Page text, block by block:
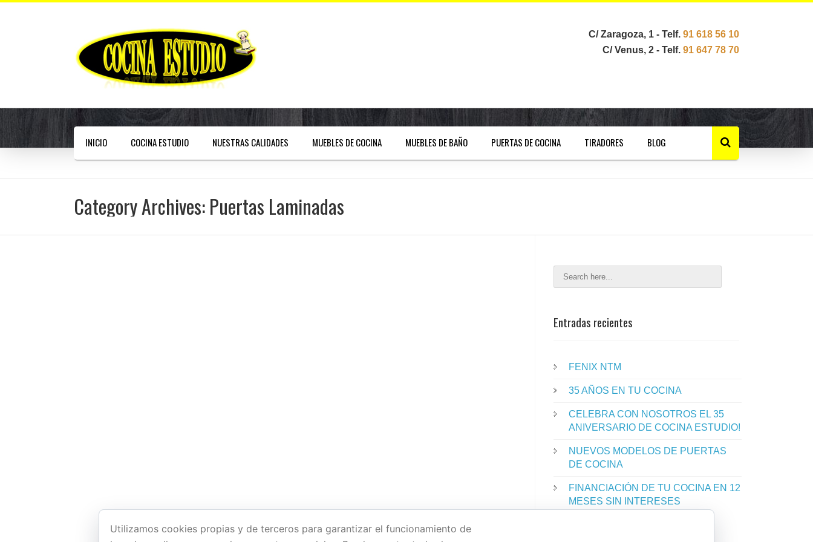
C/ Zaragoza, 1 - Telf. 91 618 56 10
C/ Venus, 2 - Telf. 91 647 78 70
INICIO COCINA ESTUDIO NUESTRAS CALIDADES MUEBLES DE COCINA MUEBLES DE BAÑO PUERTAS DE COCINA TIRADORES BLOG
Category Archives: Puertas Laminadas
Entradas recientes
FENIX NTM
35 AÑOS EN TU COCINA
CELEBRA CON NOSOTROS EL 35
ANIVERSARIO DE COCINA ESTUDIO!
NUEVOS MODELOS DE PUERTAS
DE COCINA
FINANCIACIÓN DE TU COCINA EN 12
MESES SIN INTERESES
Utilizamos cookies propias y de terceros para garantizar el funcionamiento de